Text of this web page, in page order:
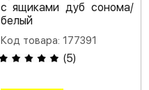
с ящиками дуб сонома/
белый
Код товара: 177391
(5)